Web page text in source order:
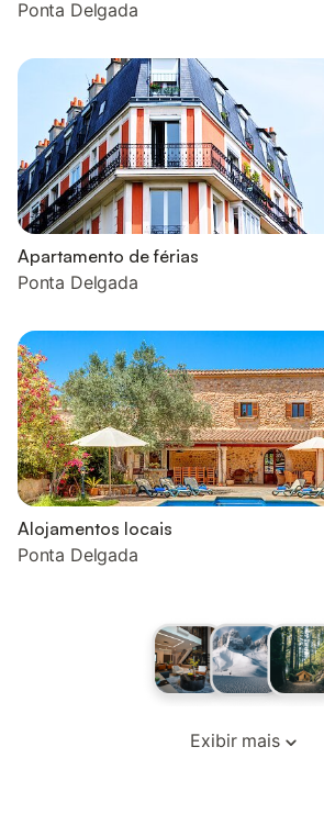
Ponta Delgada
Apartamento de férias
Ponta Delgada
Alojamentos locais
Ponta Delgada
Exibir mais